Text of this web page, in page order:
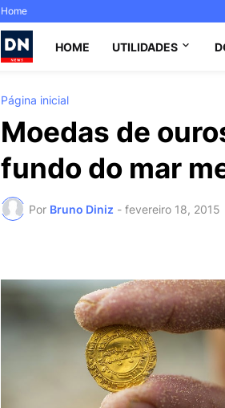
Home
HOME UTILIDADES
Página inicial
Moedas de
fundo do mar
Por Bruno Diniz - fevereiro 18, 2015